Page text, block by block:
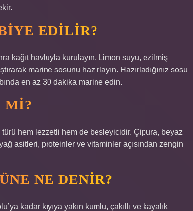
EDILIR?
kağıt havluyla kurulayın. Limon suyu, ezilmiş
marine sosunu hazırlayın. Hazırladığınız sosu
en az 30 dakika marine edin.
MI?
hem lezzetli hem de besleyicidir. Çipura, beyaz
asitleri, proteinler ve vitaminler açısından zengin
NE DENIR?
kadar kıyıya yakın kumlu, çakıllı ve kayalık